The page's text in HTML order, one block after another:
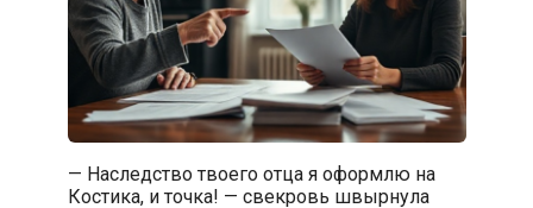
— Наследство твоего отца я оформлю на
Костика, и точка! — свекровь швырнула